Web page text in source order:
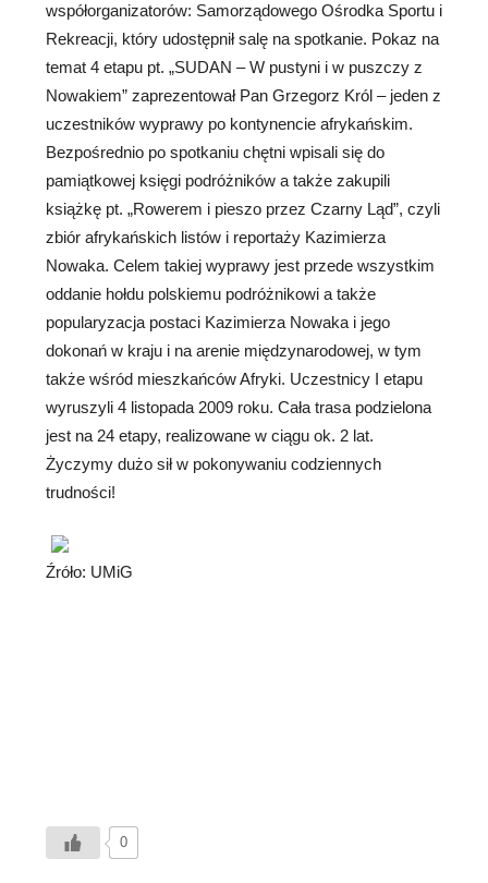
współorganizatorów: Samorządowego Ośrodka Sportu i
Rekreacji, który udostępnił salę na spotkanie. Pokaz na
temat 4 etapu pt. „SUDAN – W pustyni i w puszczy z
Nowakiem” zaprezentował Pan Grzegorz Król – jeden z
uczestników wyprawy po kontynencie afrykańskim.
Bezpośrednio po spotkaniu chętni wpisali się do
pamiątkowej księgi podróżników a także zakupili
książkę pt. „Rowerem i pieszo przez Czarny Ląd”, czyli
zbiór afrykańskich listów i reportaży Kazimierza
Nowaka. Celem takiej wyprawy jest przede wszystkim
oddanie hołdu polskiemu podróżnikowi a także
popularyzacja postaci Kazimierza Nowaka i jego
dokonań w kraju i na arenie międzynarodowej, w tym
także wśród mieszkańców Afryki. Uczestnicy I etapu
wyruszyli 4 listopada 2009 roku. Cała trasa podzielona
jest na 24 etapy, realizowane w ciągu ok. 2 lat.
Życzymy dużo sił w pokonywaniu codziennych
trudności!
Źróło: UMiG
0